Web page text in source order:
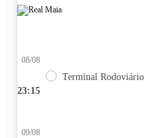
23:15
08/08
Terminal
09/08